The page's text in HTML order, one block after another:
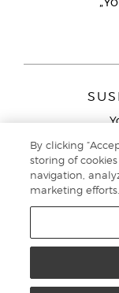
Klientų
By clicking
storing of
navigation,
marketing efforts.